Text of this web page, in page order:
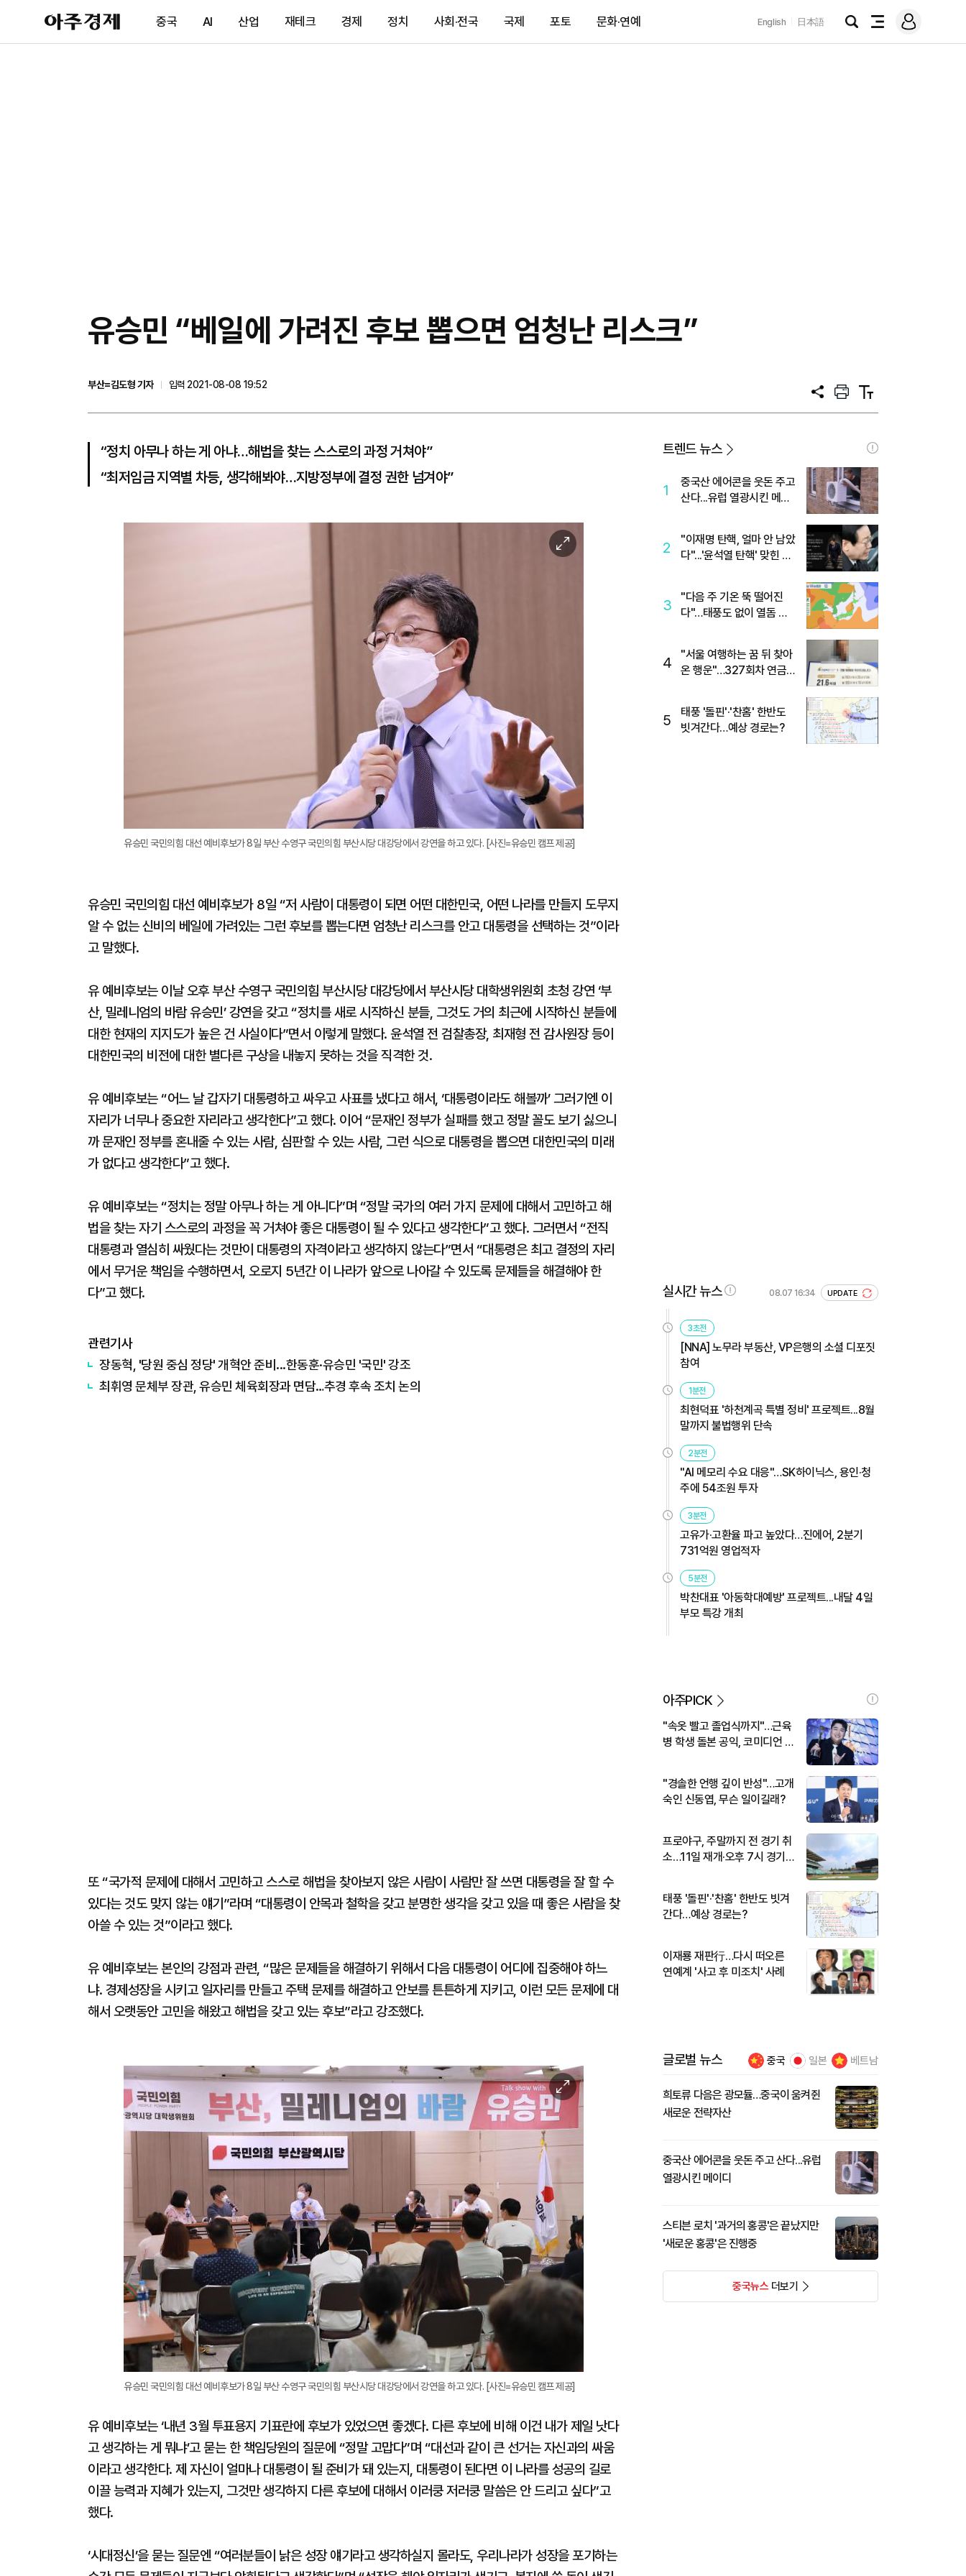
아
주
제
중국 AI 산업 재테크 경제 정치 사회·전국 국제 포토 문화·연예 English 日本語
검
전
메
그
유승민 “베일에 가려진 후보 뽑으면 엄청난 리스크”
부산=김도형 기자
입력 2021-08-08 19:52
공
프
트
텍
트
“정치 아무나 하는 게 아냐…해법을 찾는 스스로의 과정 거쳐야”
“최저임금 지역별 차등, 생각해봐야…지방정부에 결정 권한 넘겨야”
이
미
유승민 국민의힘 대선 예비후보가 8일 부산 수영구 국민의힘 부산시당 대강당에서 강연을 하고 있다. [사진=유승민 캠프 제공]
유승민 국민의힘 대선 예비후보가 8일 “저 사람이 대통령이 되면 어떤 대한민국, 어떤 나라를 만들지 도무지
알 수 없는 신비의 베일에 가려있는 그런 후보를 뽑는다면 엄청난 리스크를 안고 대통령을 선택하는 것”이라
고 말했다.
유 예비후보는 이날 오후 부산 수영구 국민의힘 부산시당 대강당에서 부산시당 대학생위원회 초청 강연 ‘부
산, 밀레니엄의 바람 유승민’ 강연을 갖고 “정치를 새로 시작하신 분들, 그것도 거의 최근에 시작하신 분들에
대한 현재의 지지도가 높은 건 사실이다”면서 이렇게 말했다. 윤석열 전 검찰총장, 최재형 전 감사원장 등이
대한민국의 비전에 대한 별다른 구상을 내놓지 못하는 것을 직격한 것.
유 예비후보는 “어느 날 갑자기 대통령하고 싸우고 사표를 냈다고 해서, ‘대통령이라도 해볼까’ 그러기엔 이
자리가 너무나 중요한 자리라고 생각한다”고 했다. 이어 “문재인 정부가 실패를 했고 정말 꼴도 보기 싫으니
까 문재인 정부를 혼내줄 수 있는 사람, 심판할 수 있는 사람, 그런 식으로 대통령을 뽑으면 대한민국의 미래
가 없다고 생각한다”고 했다.
유 예비후보는 “정치는 정말 아무나 하는 게 아니다”며 “정말 국가의 여러 가지 문제에 대해서 고민하고 해
법을 찾는 자기 스스로의 과정을 꼭 거쳐야 좋은 대통령이 될 수 있다고 생각한다”고 했다. 그러면서 “전직
대통령과 열심히 싸웠다는 것만이 대통령의 자격이라고 생각하지 않는다”면서 “대통령은 최고 결정의 자리
에서 무거운 책임을 수행하면서, 오로지 5년간 이 나라가 앞으로 나아갈 수 있도록 문제들을 해결해야 한
다”고 했다.
관련기사
장동혁, '당원 중심 정당' 개혁안 준비...한동훈·유승민 '국민' 강조
최휘영 문체부 장관, 유승민 체육회장과 면담…추경 후속 조치 논의
또 “국가적 문제에 대해서 고민하고 스스로 해법을 찾아보지 않은 사람이 사람만 잘 쓰면 대통령을 잘 할 수
있다는 것도 맞지 않는 얘기”라며 “대통령이 안목과 철학을 갖고 분명한 생각을 갖고 있을 때 좋은 사람을 찾
아쓸 수 있는 것”이라고 했다.
유 예비후보는 본인의 강점과 관련, “많은 문제들을 해결하기 위해서 다음 대통령이 어디에 집중해야 하느
냐. 경제성장을 시키고 일자리를 만들고 주택 문제를 해결하고 안보를 튼튼하게 지키고, 이런 모든 문제에 대
해서 오랫동안 고민을 해왔고 해법을 갖고 있는 후보”라고 강조했다.
이
미
지
확
대
유승민 국민의힘 대선 예비후보가 8일 부산 수영구 국민의힘 부산시당 대강당에서 강연을 하고 있다. [사진=유승민 캠프 제공]
유 예비후보는 ‘내년 3월 투표용지 기표란에 후보가 있었으면 좋겠다. 다른 후보에 비해 이건 내가 제일 낫다
고 생각하는 게 뭐냐’고 묻는 한 책임당원의 질문에 “정말 고맙다”며 “대선과 같이 큰 선거는 자신과의 싸움
이라고 생각한다. 제 자신이 얼마나 대통령이 될 준비가 돼 있는지, 대통령이 된다면 이 나라를 성공의 길로
이끌 능력과 지혜가 있는지, 그것만 생각하지 다른 후보에 대해서 이러쿵 저러쿵 말씀은 안 드리고 싶다”고
했다.
‘시대정신’을 묻는 질문엔 “여러분들이 낡은 성장 얘기라고 생각하실지 몰라도, 우리나라가 성장을 포기하는
트렌드 뉴스
1
중국산 에어콘을 웃돈 주고
산다...유럽 열광시킨 메이
2
"이재명 탄핵, 얼마 안 남았
다"...'윤석열 탄핵' 맞힌 무
3
"다음 주 기온 뚝 떨어진
다"…태풍도 없이 열돔 박
4
"서울 여행하는 꿈 뒤 찾아
온 행운"…327회차 연금
5
태풍 '돌핀'·'찬홈' 한반도
빗겨간다…예상 경로는?
실시간 뉴스 08.07 16:34 UPDATE
3초전
[NNA] 노무라 부동산, VP은행의 소셜 디포짓
참여
1분전
최현덕표 '하천계곡 특별 정비' 프로젝트...8월
말까지 불법행위 단속
2분전
"AI 메모리 수요 대응"…SK하이닉스, 용인·청
주에 54조원 투자
3분전
고유가·고환율 파고 높았다…진에어, 2분기
731억원 영업적자
5분전
박찬대표 '아동학대예방' 프로젝트...내달 4일
부모 특강 개최
아주PICK
"속옷 빨고 졸업식까지"…근육
병 학생 돌본 공익, 코미디언 김
"경솔한 언행 깊이 반성"…고개
숙인 신동엽, 무슨 일이길래?
프로야구, 주말까지 전 경기 취
소…11일 재개·오후 7시 경기
태풍 '돌핀'·'찬홈' 한반도 빗겨
간다…예상 경로는?
이재룡 재판行…다시 떠오른
연예계 '사고 후 미조치' 사례
글로벌 뉴스 중국 일본 베트남
희토류 다음은 광모듈…중국이 움켜쥔
새로운 전략자산
중국산 에어콘을 웃돈 주고 산다...유럽
열광시킨 메이디
스티븐 로치 '과거의 홍콩'은 끝났지만
'새로운 홍콩'은 진행중
중국뉴스더보기